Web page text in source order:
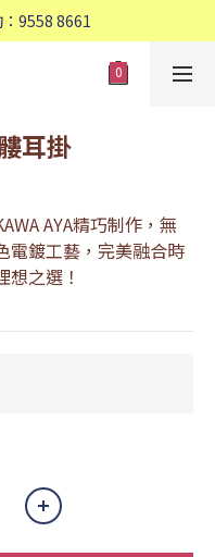
9558 8661
9558 8661
，🚚免運費❤️
耳掛
AYA精巧制作，無
電鍍工藝，完美融合時
之選！